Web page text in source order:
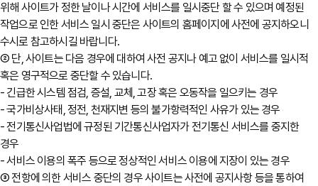
위해 사이트가 정한 날이나 시간에 서비스를 일시중단 할 수 있으며 예정된
작업으로 인한 서비스 일시 중단은 사이트의 홈페이지에 사전에 공지하오니
수시로 참고하시길 바랍니다.
② 단, 사이트는 다음 경우에 대하여 사전 공지나 예고 없이 서비스를 일시적
혹은 영구적으로 중단할 수 있습니다.
- 긴급한 시스템 점검, 증설, 교체, 고장 혹은 오동작을 일으키는 경우
- 국가비상사태, 정전, 천재지변 등의 불가항력적인 사유가 있는 경우
- 전기통신사업법에 규정된 기간통신사업자가 전기통신 서비스를 중지한
경우
- 서비스 이용의 폭주 등으로 정상적인 서비스 이용에 지장이 있는 경우
③ 전항에 의한 서비스 중단의 경우 사이트는 사전에 공지사항 등을 통하여